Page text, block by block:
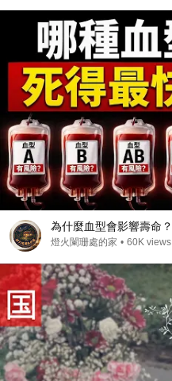
為什麼血型會影響壽命？
燈火闌珊處的家 • 60K views